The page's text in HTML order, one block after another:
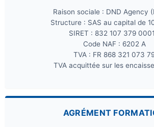
Raison sociale : DND Agency
Structure : SAS au capital de
SIRET : 832 107 379
Code NAF : 6202 A
TVA : FR 868 321 073
TVA acquittée sur les
AGRÉMENT